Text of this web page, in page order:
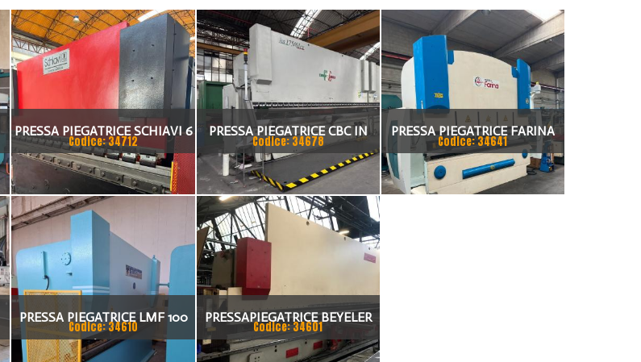
PRESSA PIEGATRICE SCHIAVI 6
ASSI 3000 X 100 TON
Codice: 34712
PRESSA PIEGATRICE CBC IN
TANDEM
Codice: 34678
PRESSA PIEGATRICE FARINA
3000 X 130 TON
Codice: 34641
PRESSA PIEGATRICE LMF 100
TON. / 4100MM
Codice: 34610
PRESSAPIEGATRICE BEYELER
DEL 2002 A CNC 7.200 MM X
Codice: 34601